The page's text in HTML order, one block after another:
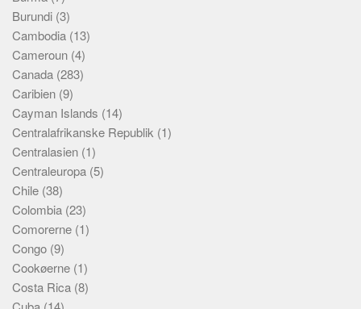
Burundi (3)
Cambodia (13)
Cameroun (4)
Canada (283)
Caribien (9)
Cayman Islands (14)
Centralafrikanske Republik (1)
Centralasien (1)
Centraleuropa (5)
Chile (38)
Colombia (23)
Comorerne (1)
Congo (9)
Cookøerne (1)
Costa Rica (8)